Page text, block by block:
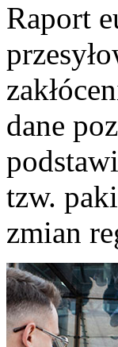
Raport
dane
tzw.
zmian